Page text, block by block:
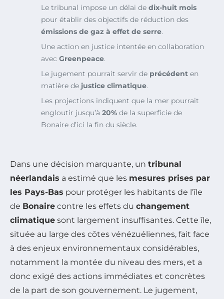
Le tribunal impose un délai de dix-huit mois
pour établir des objectifs de réduction des
émissions de gaz à effet de serre.
Une action en justice intentée en collaboration
avec Greenpeace.
Le jugement pourrait servir de précédent en
matière de justice climatique.
Les projections indiquent que la mer pourrait
engloutir jusqu’à 20% de la superficie de
Bonaire d’ici la fin du siècle.
Dans une décision marquante, un tribunal
néerlandais a estimé que les mesures prises par
les Pays-Bas pour protéger les habitants de l’île
de Bonaire contre les effets du changement
climatique sont largement insuffisantes. Cette île,
située au large des côtes vénézuéliennes, fait face
à des enjeux environnementaux considérables,
notamment la montée du niveau des mers, et a
donc exigé des actions immédiates et concrètes
de la part de son gouvernement. Le jugement,